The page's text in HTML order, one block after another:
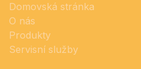
Domovská stránka
O nás
Produkty
Servisní služby